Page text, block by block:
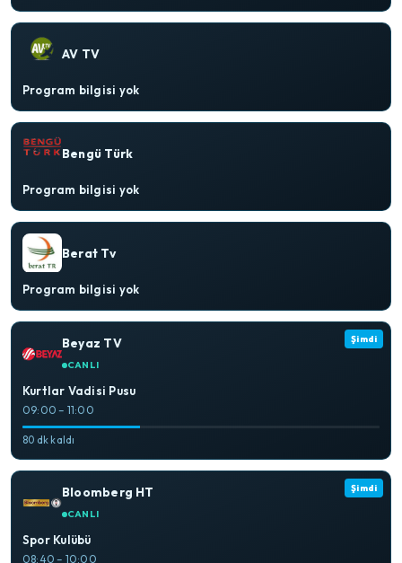
AV TV
Program bilgisi yok
Bengü Türk
Program bilgisi yok
Berat Tv
Program bilgisi yok
Şimdi
Beyaz TV
CANLI
Kurtlar Vadisi Pusu
09:00 – 11:00
80 dk kaldı
Şimdi
Bloomberg HT
CANLI
Spor Kulübü
08:40 – 10:00